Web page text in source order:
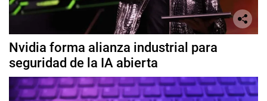
Nvidia forma alianza industrial para
seguridad de la IA abierta